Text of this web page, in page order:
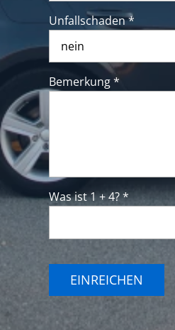
Unfallschaden *
Bemerkung *
Was ist 1 + 4? *
EINREICHEN